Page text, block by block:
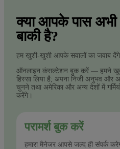
क्या आपके पास अभी
बाकी है?
हम खुशी-खुशी आपके सवालों का जवाब
ऑनलाइन कंसल्टेशन बुक करें — हमने खुद
हिस्सा लिया है; अपना निजी अनुभव और
चुनने तथा अमेरिका और अन्य देशों में
करेंगे।
परामर्श बुक करें
हमारा मैनेजर आपसे जल्द ही संपर्क